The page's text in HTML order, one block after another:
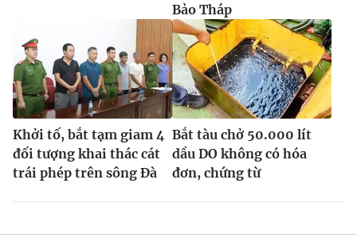
Bảo Tháp
Khởi tố, bắt tạm giam 4
đối tượng khai thác cát
trái phép trên sông Đà
Bắt tàu chở 50.000 lít
dầu DO không có hóa
đơn, chứng từ